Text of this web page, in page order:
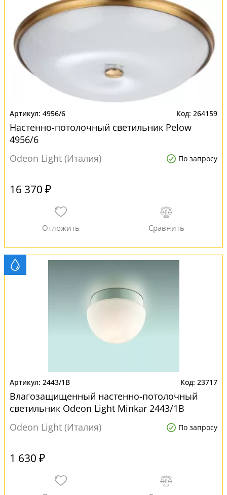
4956/6 264159
Настенно-потолочный светильник Pelow
4956/6
Odeon Light (Италия)
По запросу
16 370 ₽
2443/1B 23717
Влагозащищенный настенно-потолочный
светильник Odeon Light Minkar 2443/1B
Odeon Light (Италия)
По запросу
1 630 ₽